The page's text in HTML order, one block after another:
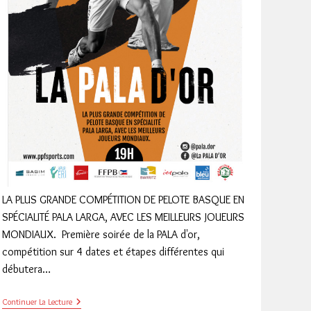
LA PLUS GRANDE COMPÉTITION DE PELOTE BASQUE EN
SPÉCIALITÉ PALA LARGA, AVEC LES MEILLEURS JOUEURS
MONDIAUX. Première soirée de la PALA d'or,
compétition sur 4 dates et étapes différentes qui
débutera…
Continuer La LectureLA